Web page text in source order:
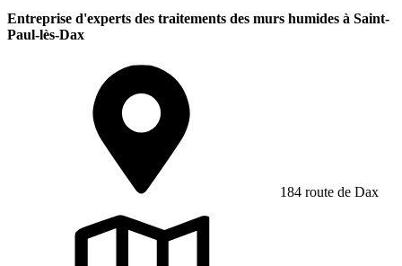
Entreprise d'experts des traitements des murs humides à Saint-
Paul-lès-Dax
184 route de Dax